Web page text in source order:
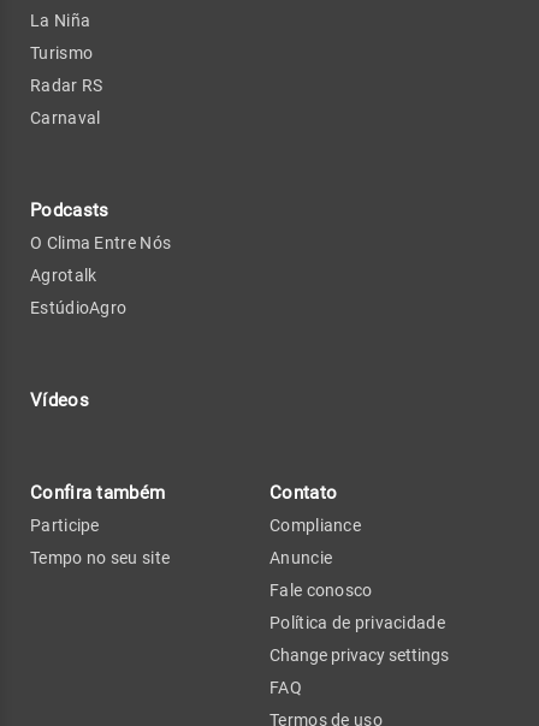
La Niña
Turismo
Radar RS
Carnaval
Podcasts
O Clima Entre Nós
Agrotalk
EstúdioAgro
Vídeos
Confira também
Participe
Tempo no seu site
Contato
Compliance
Anuncie
Fale conosco
Política de privacidade
Change privacy settings
FAQ
Termos de uso